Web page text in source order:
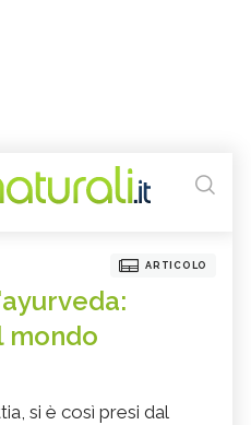
ARTICOLO
mondo
si è così presi dal